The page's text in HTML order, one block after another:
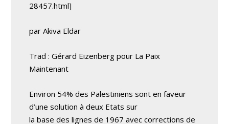
28457.html]
par Akiva Eldar
Trad : Gérard Eizenberg pour La Paix
Maintenant
Environ 54% des Palestiniens sont en faveur
d’une solution à deux Etats sur
la base des lignes de 1967 avec corrections de